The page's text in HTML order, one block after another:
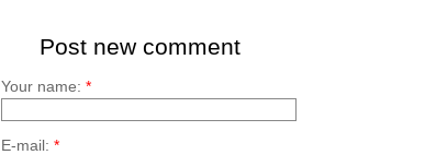
Post new comment
Your name: *
E-mail: *